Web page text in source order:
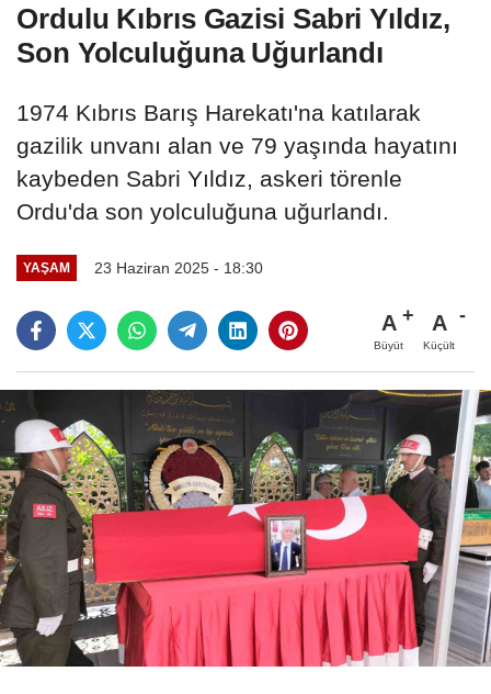
Ordulu Kıbrıs Gazisi Sabri Yıldız,
Son Yolculuğuna Uğurlandı
1974 Kıbrıs Barış Harekatı'na katılarak
gazilik unvanı alan ve 79 yaşında hayatını
kaybeden Sabri Yıldız, askeri törenle
Ordu'da son yolculuğuna uğurlandı.
YAŞAM 23 Haziran 2025 - 18:30
A
Büyüt
A
Küçült